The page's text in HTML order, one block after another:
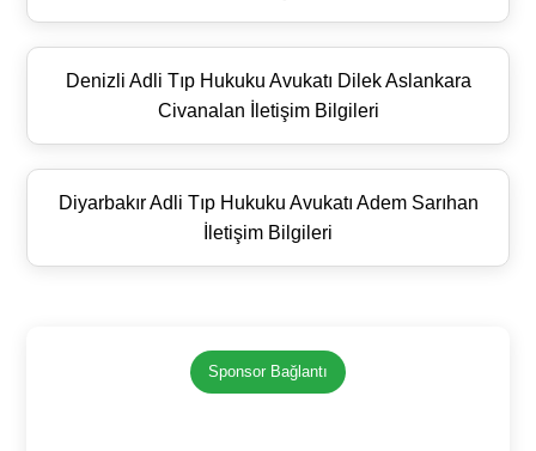
Denizli Adli Tıp Hukuku Avukatı Dilek Aslankara
Civanalan İletişim Bilgileri
Diyarbakır Adli Tıp Hukuku Avukatı Adem Sarıhan
İletişim Bilgileri
Sponsor Bağlantı